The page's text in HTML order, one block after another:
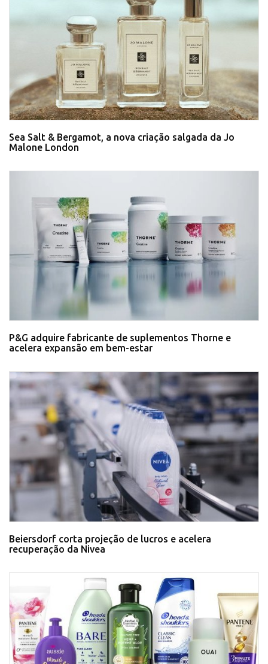
Sea Salt & Bergamot, a nova criação salgada da Jo
Malone London
P&G adquire fabricante de suplementos Thorne e
acelera expansão em bem-estar
Beiersdorf corta projeção de lucros e acelera
recuperação da Nivea